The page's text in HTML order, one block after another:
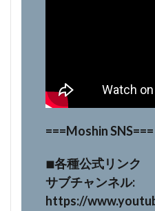
===Moshin SNS===
◾︎各種公式リンク
サブチャンネル:
https://